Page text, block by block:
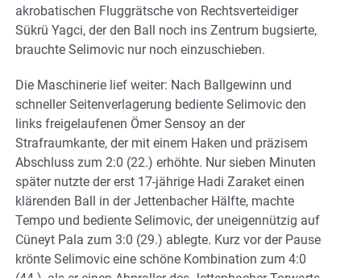
akrobatischen Fluggrätsche von Rechtsverteidiger
Sükrü Yagci, der den Ball noch ins Zentrum bugsierte,
brauchte Selimovic nur noch einzuschieben.
Die Maschinerie lief weiter: Nach Ballgewinn und
schneller Seitenverlagerung bediente Selimovic den
links freigelaufenen Ömer Sensoy an der
Strafraumkante, der mit einem Haken und präzisem
Abschluss zum 2:0 (22.) erhöhte. Nur sieben Minuten
später nutzte der erst 17-jährige Hadi Zaraket einen
klärenden Ball in der Jettenbacher Hälfte, machte
Tempo und bediente Selimovic, der uneigennützig auf
Cüneyt Pala zum 3:0 (29.) ablegte. Kurz vor der Pause
krönte Selimovic eine schöne Kombination zum 4:0